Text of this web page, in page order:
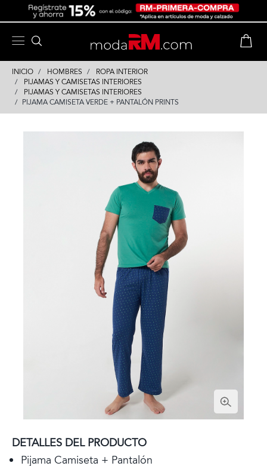
INICIO HOMBRES
ROPA INTERIOR
PIJAMAS Y CAMISETAS INTERIORES
PIJAMAS Y CAMISETAS INTERIORES
PIJAMA CAMISETA VERDE + PANTALÓN PRINTS
DETALLES DEL PRODUCTO
Pijama Camiseta + Pantalón